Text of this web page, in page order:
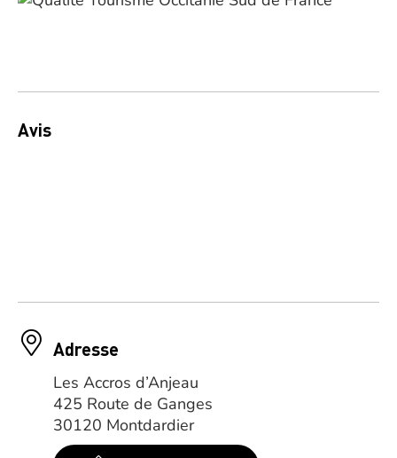
Avis
Adresse
Les Accros d’Anjeau
425 Route de Ganges
30120 Montdardier